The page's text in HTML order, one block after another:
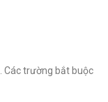
Các trường bắt buộc